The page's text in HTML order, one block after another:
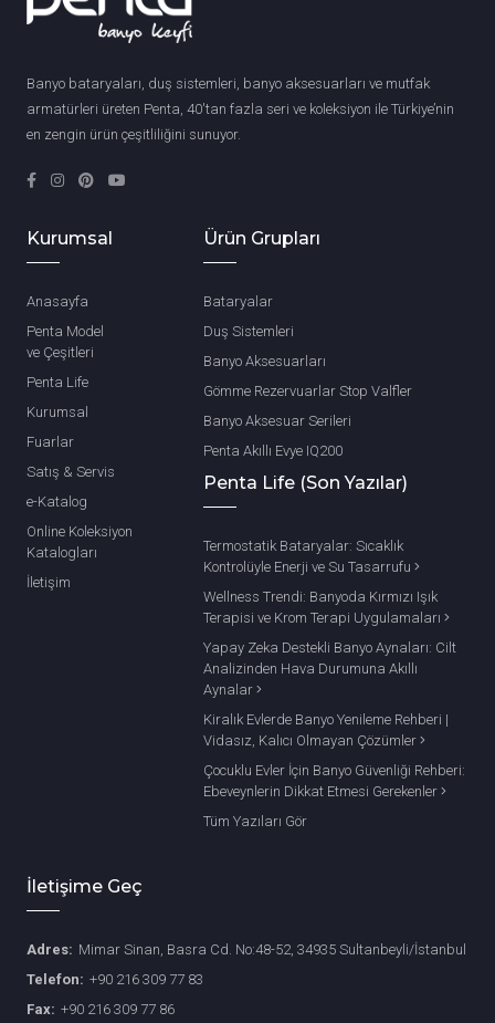
Banyo bataryaları, duş sistemleri, banyo aksesuarları ve mutfak
armatürleri üreten Penta, 40'tan fazla seri ve koleksiyon ile Türkiye’nin
en zengin ürün çeşitliliğini sunuyor.
Kurumsal
Anasayfa
Penta Model
ve Çeşitleri
Penta Life
Kurumsal
Fuarlar
Satış & Servis
e-Katalog
Online Koleksiyon
Katalogları
İletişim
Ürün Grupları
Bataryalar
Duş Sistemleri
Banyo Aksesuarları
Gömme Rezervuarlar Stop Valfler
Banyo Aksesuar Serileri
Penta Akıllı Evye IQ200
Penta Life (Son Yazılar)
Termostatik Bataryalar: Sıcaklık
Kontrolüyle Enerji ve Su Tasarrufu
Wellness Trendi: Banyoda Kırmızı Işık
Terapisi ve Krom Terapi Uygulamaları
Yapay Zeka Destekli Banyo Aynaları: Cilt
Analizinden Hava Durumuna Akıllı
Aynalar
Kiralık Evlerde Banyo Yenileme Rehberi |
Vidasız, Kalıcı Olmayan Çözümler
Çocuklu Evler İçin Banyo Güvenliği Rehberi:
Ebeveynlerin Dikkat Etmesi Gerekenler
Tüm Yazıları Gör
İletişime Geç
Adres: Mimar Sinan, Basra Cd. No:48-52, 34935 Sultanbeyli/İstanbul
Telefon: +90 216 309 77 83
Fax: +90 216 309 77 86